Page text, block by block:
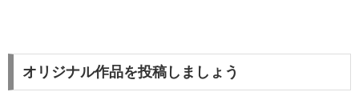
オリジナル作品を投稿しましょう